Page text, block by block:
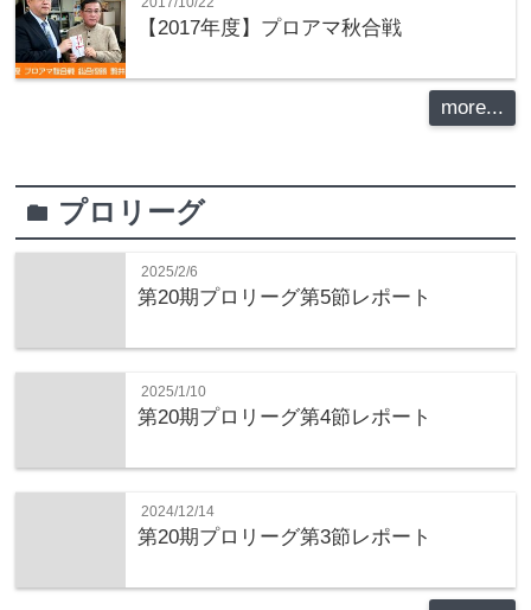
【2017年度】プロアマ秋合戦
more...
folder プロリーグ
2025/2/6
第20期プロリーグ第5節レポート
2025/1/10
第20期プロリーグ第4節レポート
2024/12/14
第20期プロリーグ第3節レポート